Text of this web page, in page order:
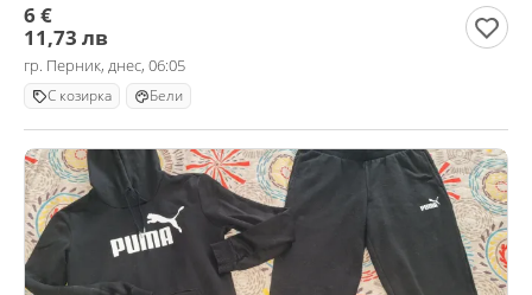
6 €
11,73 лв
гр. Перник, днес, 06:05
С козирка Бели